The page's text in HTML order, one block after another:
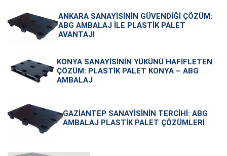
ANKARA SANAYISININ GÜVENDIĞI ÇÖZÜM:
ABG AMBALAJ ILE PLASTIK PALET
AVANTAJI
KONYA SANAYISININ YÜKÜNÜ HAFIFLETEN
ÇÖZÜM: PLASTIK PALET KONYA – ABG
AMBALAJ
GAZIANTEP SANAYISININ TERCIHI: ABG
AMBALAJ PLASTIK PALET ÇÖZÜMLERI